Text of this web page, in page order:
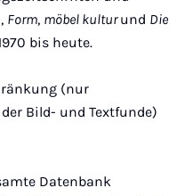
, Form, möbel kulturund Die
bis heute.
(nur
Bild- und Textfunde)
Datenbank